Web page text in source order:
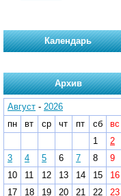
Календарь
Архив
Август - 2026
пн
вт ср чт пт сб
вс
1
2
3
4 5 6 7 8
9
10
11 12 13 14 15
16
17
18 19 20 21 22
23